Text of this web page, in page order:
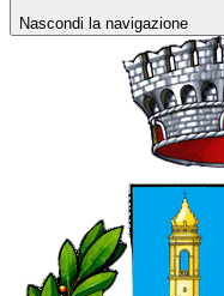
Nascondi la navigazione